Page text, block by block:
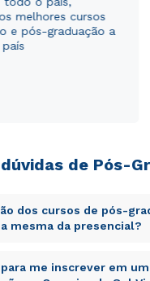
melhores cursos
e pós-graduação a
de Pós-
dos cursos de pós-
mesma da presencial?
unde omnis iste
accusantium doloremque
me inscrever em